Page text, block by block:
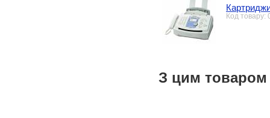
Код товару:
З цим товаром